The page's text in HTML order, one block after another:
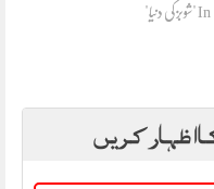
In "شوبز کی دنیا"
اظہار کریں